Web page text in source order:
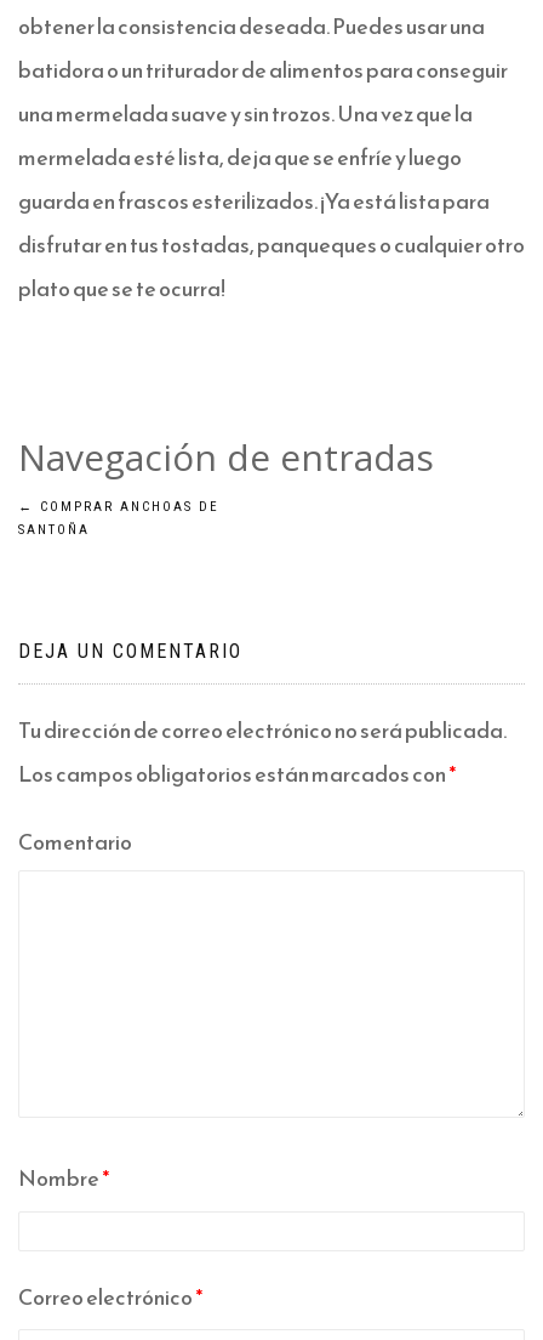
obtener la consistencia deseada. Puedes usar una
batidora o un triturador de alimentos para conseguir
una mermelada suave y sin trozos. Una vez que la
mermelada esté lista, deja que se enfríe y luego
guarda en frascos esterilizados. ¡Ya está lista para
disfrutar en tus tostadas, panqueques o cualquier otro
plato que se te ocurra!
Navegación de entradas
←
COMPRAR ANCHOAS DE
SANTOÑA
DEJA UN COMENTARIO
Tu dirección de correo electrónico no será publicada.
Los campos obligatorios están marcados con*
Comentario
Nombre*
Correo electrónico*